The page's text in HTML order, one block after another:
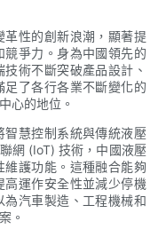
性的創新浪潮，顯著提
爭力。身為中國領先的
術不斷突破產品設計、
了各行各業不斷變化的
心的地位。
慧控制系統與傳統液壓
網 (IoT) 技術，中國液壓
護功能。這種融合能夠
高運作安全性並減少停機
汽車製造、工程機械和
。